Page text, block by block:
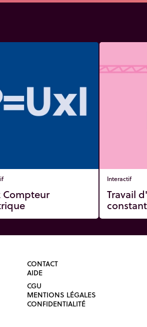
Compteur
Interactif
Travail
CONTACT
AIDE
CGU
MENTIONS LÉGALES
CONFIDENTIALITÉ